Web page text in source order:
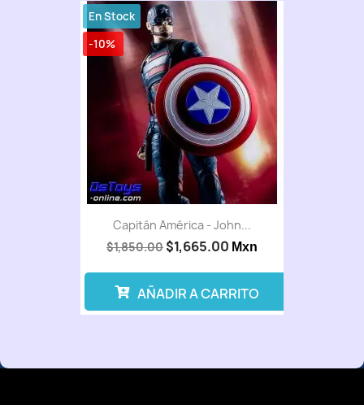
Capitán América - John...
$1,850.00 $1,665.00 Mxn
-10%
En Stock
AÑADIR A CARRITO